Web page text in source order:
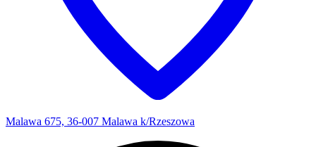
Malawa 675, 36-007 Malawa k/Rzeszowa